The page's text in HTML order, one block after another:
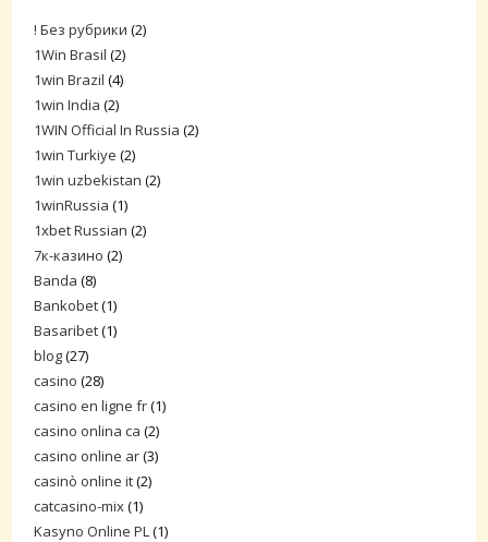
! Без рубрики (2)
1Win Brasil (2)
1win Brazil (4)
1win India (2)
1WIN Official In Russia (2)
1win Turkiye (2)
1win uzbekistan (2)
1winRussia (1)
1xbet Russian (2)
7к-казино (2)
Banda (8)
Bankobet(1)
Basaribet(1)
blog(27)
casino (28)
casino en ligne fr(1)
casino onlina ca (2)
casino online ar(3)
casinò online it(2)
catcasino-mix(1)
Kasyno Online PL(1)